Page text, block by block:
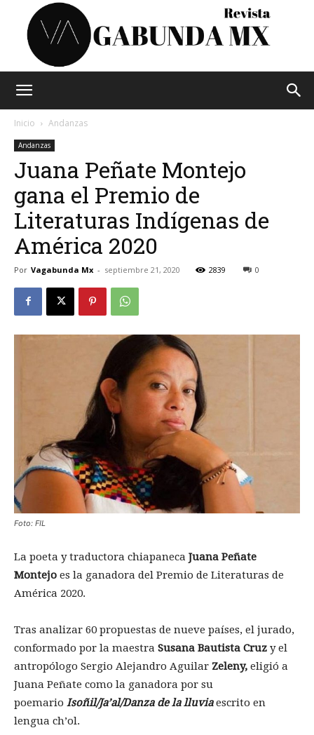
Mx
Inicio Andanzas
Andanzas
Juana Peñate Montejo
gana el Premio de
Literaturas Indígenas de
América 2020
Por Vagabunda Mx - septiembre 21, 2020 2839 0
Foto: FIL
La poeta y traductora chiapaneca Juana Peñate
Montejo es la ganadora del Premio de Literaturas de
América 2020.
Tras analizar 60 propuestas de nueve países, el jurado,
conformado por la maestra Susana Bautista Cruz y el
antropólogo Sergio Alejandro Aguilar Zeleny, eligió a
Juana Peñate como la ganadora por su
poemario Isoñil/Ja’al/Danza de la lluviaescrito en
lengua ch’ol.